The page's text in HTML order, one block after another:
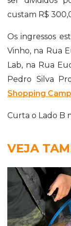
custam R$
Os ingressos
Vinho, na Rua
Lab, na Rua
Pedro Silva
Shopping
Curta o Lado B
VEJA